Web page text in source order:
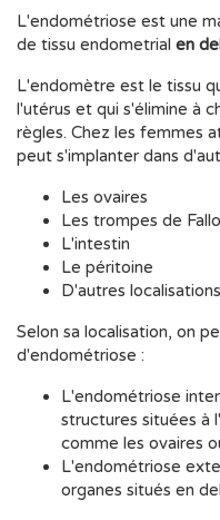
L'endométriose est une
de tissu endometrial en
L'endomètre est le tissu
l'utérus et qui s'élimine à
règles. Chez les femmes
peut s'implanter dans
Les ovaires
Les trompes de
L'intestin
Le péritoine
D'autres
Selon sa localisation, on
d'endométriose :
L'endométriose
structures situées à
comme les ovaires
L'endométriose
organes situés en